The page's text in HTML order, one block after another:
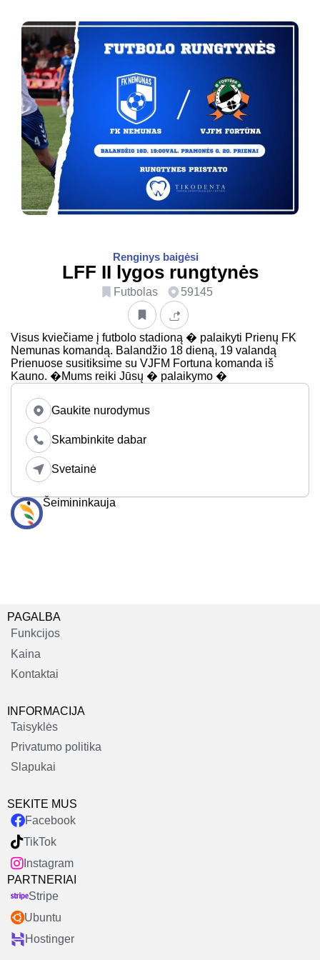
Renginys baigėsi
LFF II lygos rungtynės
Futbolas 59145
Visus kviečiame į futbolo stadioną � palaikyti Prienų FK
Nemunas komandą. Balandžio 18 dieną, 19 valandą
Prienuose susitiksime su VJFM Fortuna komanda iš
Kauno. �Mums reiki Jūsų � palaikymo �
Gaukite nurodymus
Skambinkite dabar
Svetainė
Šeimininkauja
PAGALBA
Funkcijos
Kaina
Kontaktai
INFORMACIJA
Taisyklės
Privatumo politika
Slapukai
SEKITE MUS
Facebook
TikTok
Instagram
PARTNERIAI
Stripe
Ubuntu
Hostinger